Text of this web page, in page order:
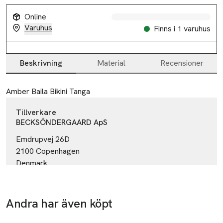
Online
Varuhus
Finns i 1 varuhus
Beskrivning Material Recensioner
Beskrivning
Amber Baila Bikini Tanga
Tillverkare
BECKSÖNDERGAARD ApS
Emdrupvej 26D
2100 Copenhagen
Denmark
Mobilnummer
Andra har även köpt